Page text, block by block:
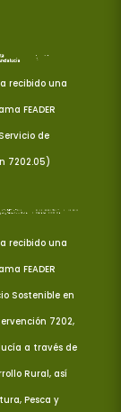
recibido una
FEADER
de
7202.05)
recibido una
FEADER
Sostenible en
7202,
a través de
Rural, así
Pesca y